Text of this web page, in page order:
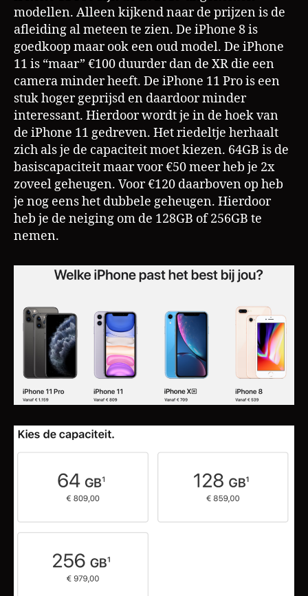
modellen. Alleen kijkend naar de prijzen is de
afleiding al meteen te zien. De iPhone 8 is
goedkoop maar ook een oud model. De iPhone
11 is “maar” €100 duurder dan de XR die een
camera minder heeft. De iPhone 11 Pro is een
stuk hoger geprijsd en daardoor minder
interessant. Hierdoor wordt je in de hoek van
de iPhone 11 gedreven. Het riedeltje herhaalt
zich als je de capaciteit moet kiezen. 64GB is de
basiscapaciteit maar voor €50 meer heb je 2x
zoveel geheugen. Voor €120 daarboven op heb
je nog eens het dubbele geheugen. Hierdoor
heb je de neiging om de 128GB of 256GB te
nemen.